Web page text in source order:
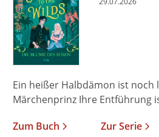
Ein heißer Halbdämon ist noch
Märchenprinz Ihre Entführung
Zum Buch
Zur Serie